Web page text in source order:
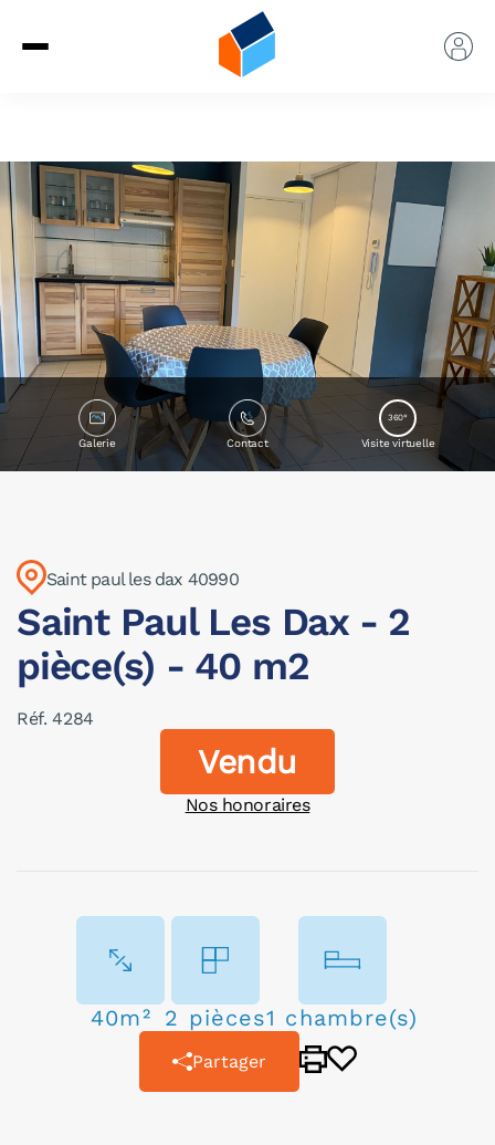
Galerie Contact
360°
Visite virtuelle
Saint paul les dax 40990
Saint Paul Les Dax - 2
pièce(s) - 40 m2
Réf. 4284
Vendu
Nos honoraires
40m² 2 pièces1 chambre(s)
Partager